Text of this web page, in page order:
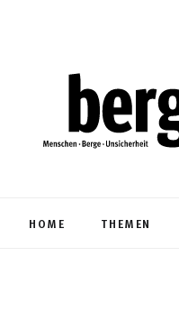
HOME THEMEN